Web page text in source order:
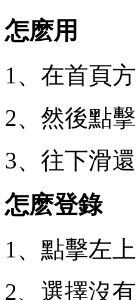
怎麽用
1、在首頁
2、然後點
3、往下滑
怎麽登錄
1、點擊左
2、選擇沒